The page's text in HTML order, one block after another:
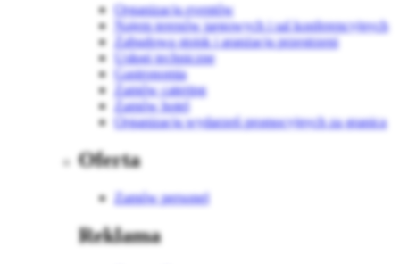
Organizacja eventów
Najem terenów targowych i sal konferencyjnych
Zabudowa stoisk i aranżacja przestrzeni
Usługi techniczne
Gastronomia
Zamów catering
Zamów hotel
Organizacja wydarzeń promocyjnych za granicą
Oferta
Zamów personel
Reklama